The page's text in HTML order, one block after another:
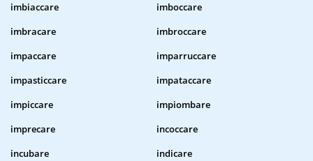
imbiaccare
imboccare
imbracare
imbroccare
impaccare
imparruccare
impasticcare
impataccare
impiccare
impiombare
imprecare
incoccare
incubare
indicare